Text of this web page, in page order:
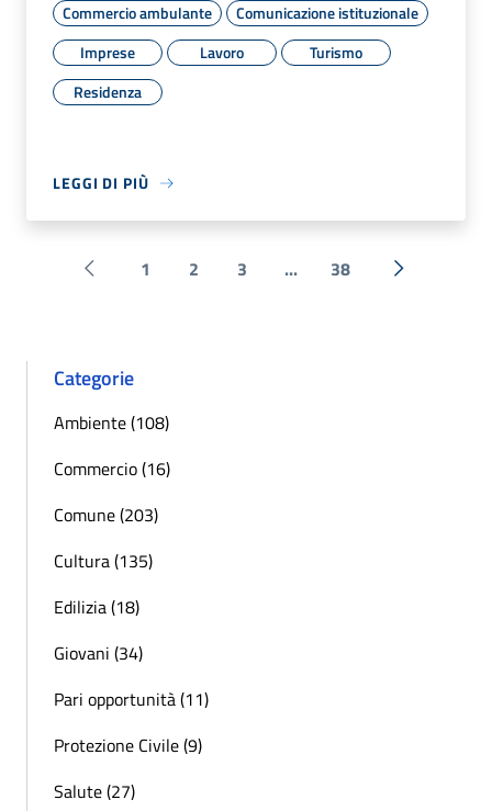
Commercio ambulante
Comunicazione istituzionale
Imprese
Lavoro
Turismo
Residenza
LEGGI DI PIÙ
Pagina precedente
1 2 3 ... 38 Successiva
Categorie
Ambiente (108)
Commercio (16)
Comune (203)
Cultura (135)
Edilizia (18)
Giovani (34)
Pari opportunità (11)
Protezione Civile (9)
Salute (27)